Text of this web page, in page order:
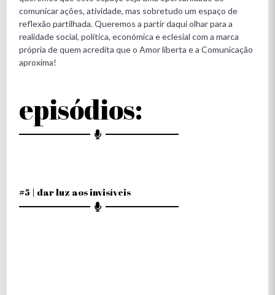
comunicar ações, atividade, mas sobretudo um espaço de
reflexão partilhada. Queremos a partir daqui olhar para a
realidade social, política, económica e eclesial com a marca
própria de quem acredita que o Amor liberta e a Comunicação
aproxima!
episódios:
#5 | dar luz aos invisíveis